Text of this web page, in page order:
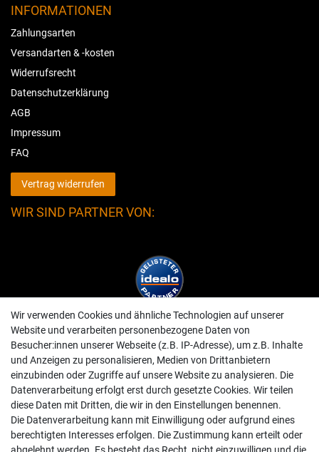
INFORMATIONEN
Zahlungsarten
Versandarten & -kosten
Widerrufsrecht
Datenschutzerklärung
AGB
Impressum
FAQ
Vertrag widerrufen
WIR SIND PARTNER VON:
Wir verwenden Cookies und ähnliche Technologien auf unserer
Website und verarbeiten personenbezogene Daten von
Besucher:innen unserer Webseite (z.B. IP-Adresse), um z.B. Inhalte
und Anzeigen zu personalisieren, Medien von Drittanbietern
einzubinden oder Zugriffe auf unsere Website zu analysieren. Die
Datenverarbeitung erfolgt erst durch gesetzte Cookies. Wir teilen
diese Daten mit Dritten, die wir in den Einstellungen benennen.
Die Datenverarbeitung kann mit Einwilligung oder aufgrund eines
berechtigten Interesses erfolgen. Die Zustimmung kann erteilt oder